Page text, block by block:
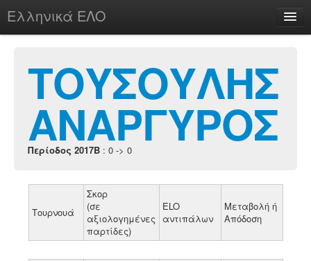
Ελληνικά ΕΛΟ
chesstu.be @ discord
Login
ΤΟΥΣΟΥΛΗΣ
ΑΝΑΡΓΥΡΟΣ
Περίοδος 2017B : 0 -> 0
Τουρνουά
Σκορ
(σε
αξιολογημένες
παρτίδες)
ELO
αντιπάλων
Μεταβολή ή
Απόδοση